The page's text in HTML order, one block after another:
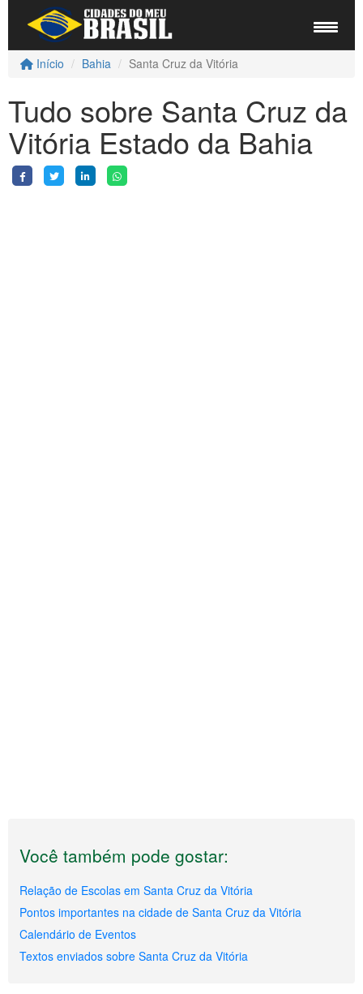
Início Bahia Santa Cruz da Vitória
Tudo sobre Santa Cruz da
Vitória Estado da Bahia
Você também pode gostar:
Relação de Escolas em Santa Cruz da Vitória
Pontos importantes na cidade de Santa Cruz da Vitória
Calendário de Eventos
Textos enviados sobre Santa Cruz da Vitória